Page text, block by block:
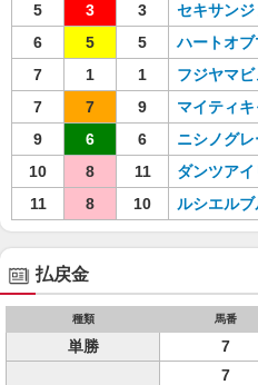
5
3 3 セキサンジ
6
5 5 ハートオ
7
1 1 フジヤマ
7
7 9 マイティ
9
6 6 ニシノグ
10
8 11 ダンツア
11
8 10 ルシエル
払戻金
種類 馬番
単勝 7
7